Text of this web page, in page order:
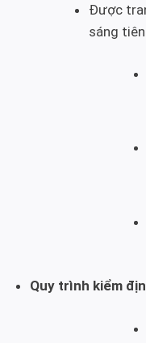
Được
sáng
Quy trình kiểm